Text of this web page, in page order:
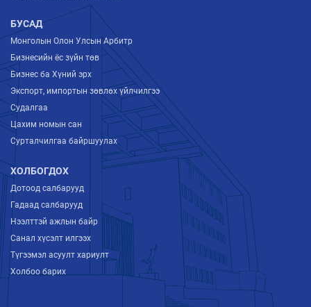
БУСАД
Монголын Олон Улсын Арбитр
Бизнесийн ёс зүйн төв
Бизнес ба Хүний эрх
Экспорт, импортын зөвлөх үйлчилгээ
Судалгаа
Цахим номын сан
Сурталчилгаа байршуулах
ХОЛБОГДОХ
Дотоод салбарууд
Гадаад салбарууд
Нээлттэй ажлын байр
Санал хүсэлт илгээх
Түгээмэл асуулт хариулт
Холбоо барих